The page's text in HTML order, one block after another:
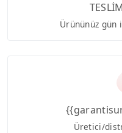
Ürününüz
Üretici/